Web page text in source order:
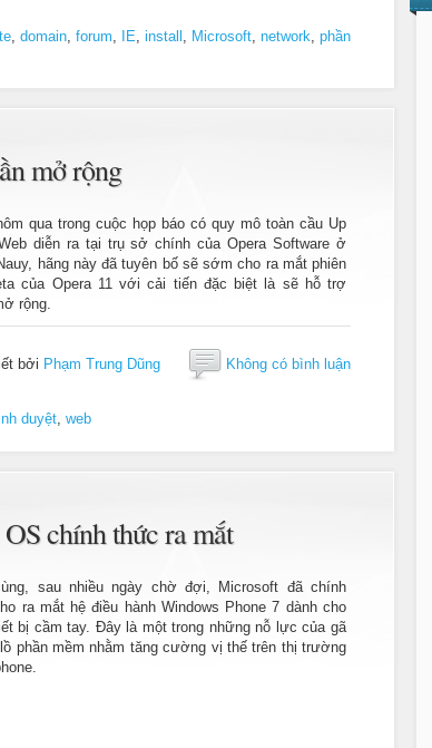
, domain, forum, IE, install , Microsoft, network, phần
mở rộng
qua trong cuộc họp báo có quy mô toàn cầu Up
diễn ra tại trụ sở chính của Opera Software ở
hãng này đã tuyên bố sẽ sớm cho ra mắt phiên
của Opera 11 với cải tiến đặc biệt là sẽ hỗ trợ
rộng.
bởi Phạm Trung Dũng Không có bình luận
duyệt, web
chính thức ra mắt
sau nhiều ngày chờ đợi, Microsoft đã chính
ra mắt hệ điều hành Windows Phone 7 dành cho
bị cầm tay. Đây là một trong những nỗ lực của gã
lồ phần mềm nhằm tăng cường vị thế trên thị trường